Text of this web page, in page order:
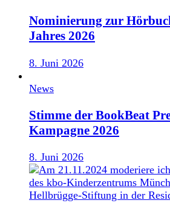
Nominierung zur
Jahres 2026
8. Juni 2026
News
Stimme der BookBeat
Kampagne 2026
8. Juni 2026